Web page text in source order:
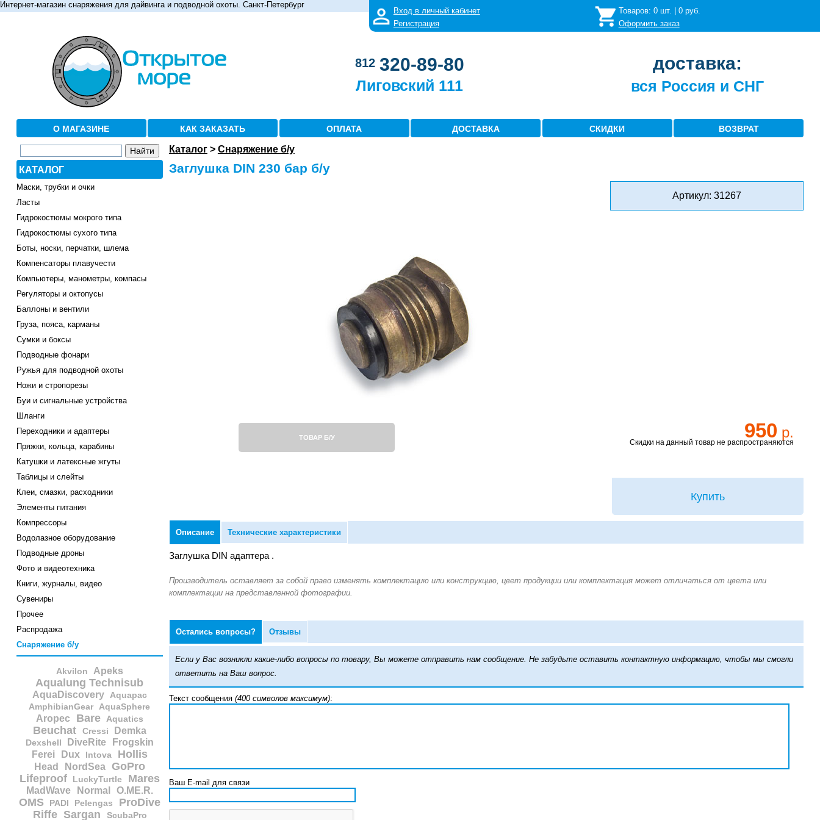
Интернет-магазин снаряжения для дайвинга и подводной охоты. Санкт-Петербург
Вход в личный кабинет
Регистрация
Товаров: 0шт. | 0руб.
Оформить заказ
812 320-89-80
Лиговский 111
доставка:
вся Россия и СНГ
О МАГАЗИНЕ КАК ЗАКАЗАТЬ ОПЛАТА ДОСТАВКА СКИДКИ ВОЗВРАТ
КАТАЛОГ
Маски, трубки и очки
Ласты
Гидрокостюмы мокрого типа
Гидрокостюмы сухого типа
Боты, носки, перчатки, шлема
Компенсаторы плавучести
Компьютеры, манометры, компасы
Регуляторы и октопусы
Баллоны и вентили
Груза, пояса, карманы
Сумки и боксы
Подводные фонари
Ружья для подводной охоты
Ножи и стропорезы
Буи и сигнальные устройства
Шланги
Переходники и адаптеры
Пряжки, кольца, карабины
Катушки и латексные жгуты
Таблицы и слейты
Клеи, смазки, расходники
Элементы питания
Компрессоры
Водолазное оборудование
Подводные дроны
Фото и видеотехника
Книги, журналы, видео
Сувениры
Прочее
Распродажа
Снаряжение б/у
Akvilon Apeks
Aqualung Technisub
AquaDiscovery Aquapac
AmphibianGear AquaSphere
Aropec Bare Aquatics
Beuchat Cressi Demka
Dexshell DiveRite
Frogskin
Ferei
Dux Intova Hollis
Head NordSea
GoPro
Lifeproof
LuckyTurtle Mares
MadWave Normal O.ME.R.
OMS PADI Pelengas
ProDive
Riffe Sargan ScubaPro
Каталог> Снаряжение б/у
Заглушка DIN 230 бар б/у
ТОВАР Б/У
Артикул: 31267
950 р.
Скидки на данный товар не распространяются
Купить
Описание Технические характеристики
Заглушка DIN адаптера .
Остались вопросы? Отзывы
Если у Вас возникли какие-либо вопросы по товару, Вы можете отправить нам сообщение. Не забудьте оставить контактную информацию, чтобы мы смогли
ответить на Ваш вопрос.
Текст сообщения (400 символов максимум):
Ваш E-mail для связи